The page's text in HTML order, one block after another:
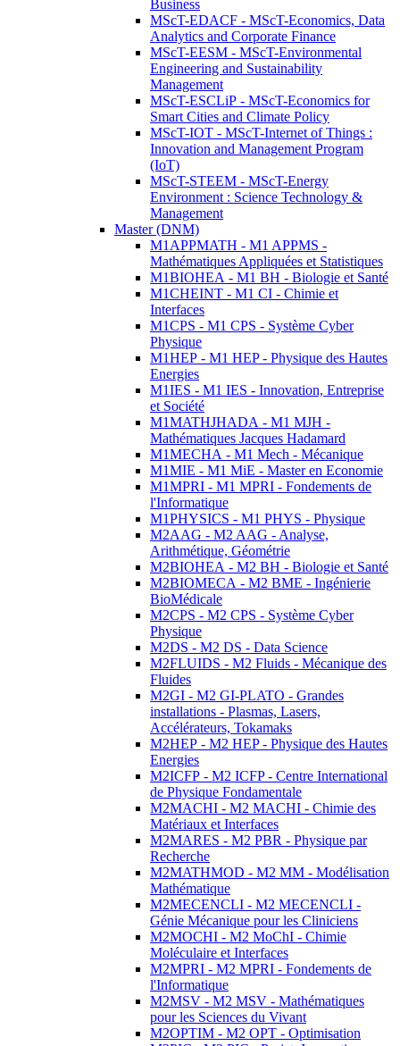
Business
MScT-EDACF - MScT-Economics, Data
Analytics and Corporate Finance
MScT-EESM - MScT-Environmental
Engineering and Sustainability
Management
MScT-ESCLiP - MScT-Economics for
Smart Cities and Climate Policy
MScT-IOT - MScT-Internet of Things :
Innovation and Management Program
(IoT)
MScT-STEEM - MScT-Energy
Environment : Science Technology &
Management
Master (DNM)
M1APPMATH - M1 APPMS -
Mathématiques Appliquées et Statistiques
M1BIOHEA - M1 BH - Biologie et Santé
M1CHEINT - M1 CI - Chimie et
Interfaces
M1CPS - M1 CPS - Système Cyber
Physique
M1HEP - M1 HEP - Physique des Hautes
Energies
M1IES - M1 IES - Innovation, Entreprise
et Société
M1MATHJHADA - M1 MJH -
Mathématiques Jacques Hadamard
M1MECHA - M1 Mech - Mécanique
M1MIE - M1 MiE - Master en Economie
M1MPRI - M1 MPRI - Fondements de
l'Informatique
M1PHYSICS - M1 PHYS - Physique
M2AAG - M2 AAG - Analyse,
Arithmétique, Géométrie
M2BIOHEA - M2 BH - Biologie et Santé
M2BIOMECA - M2 BME - Ingénierie
BioMédicale
M2CPS - M2 CPS - Système Cyber
Physique
M2DS - M2 DS - Data Science
M2FLUIDS - M2 Fluids - Mécanique des
Fluides
M2GI - M2 GI-PLATO - Grandes
installations - Plasmas, Lasers,
Accélérateurs, Tokamaks
M2HEP - M2 HEP - Physique des Hautes
Energies
M2ICFP - M2 ICFP - Centre International
de Physique Fondamentale
M2MACHI - M2 MACHI - Chimie des
Matériaux et Interfaces
M2MARES - M2 PBR - Physique par
Recherche
M2MATHMOD - M2 MM - Modélisation
Mathématique
M2MECENCLI - M2 MECENCLI -
Génie Mécanique pour les Cliniciens
M2MOCHI - M2 MoChI - Chimie
Moléculaire et Interfaces
M2MPRI - M2 MPRI - Fondements de
l'Informatique
M2MSV - M2 MSV - Mathématiques
pour les Sciences du Vivant
M2OPTIM - M2 OPT - Optimisation